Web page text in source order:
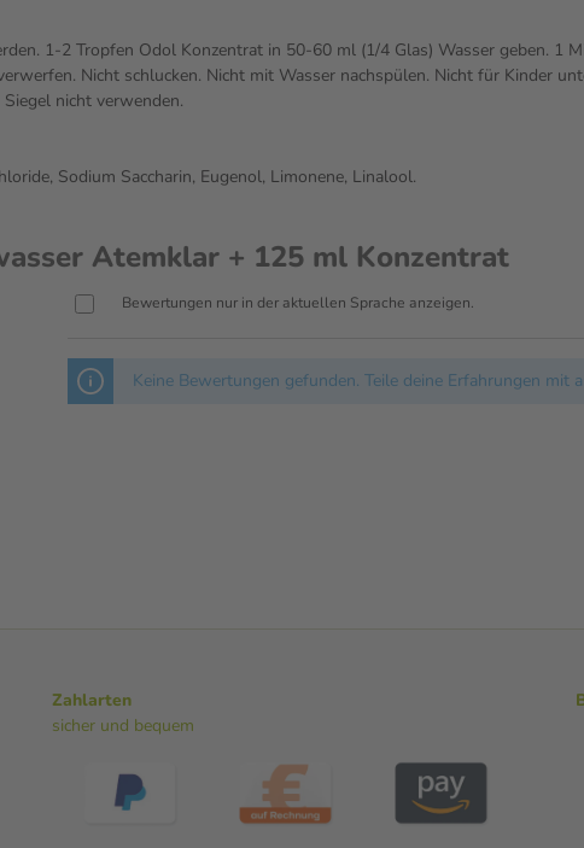
1-2 Tropfen Odol Konzentrat in 50-60 ml (1/4 Glas) Wasser geben. 1
Nicht schlucken. Nicht mit Wasser nachspülen. Nicht für Kinder
nicht verwenden.
Sodium Saccharin, Eugenol, Limonene, Linalool.
Atemklar + 125 ml Konzentrat
Bewertungen nur in der aktuellen Sprache anzeigen.
Keine Bewertungen gefunden. Teile deine Erfahrungen mit
Zahlarten
sicher und bequem